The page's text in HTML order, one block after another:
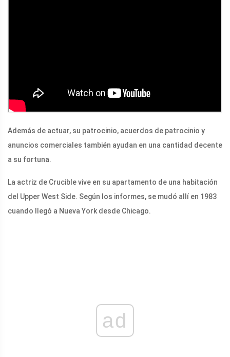
Además de actuar, su patrocinio, acuerdos de patrocinio y
anuncios comerciales también ayudan en una cantidad decente
a su fortuna.
La actriz de Crucible vive en su apartamento de una habitación
del Upper West Side. Según los informes, se mudó allí en 1983
cuando llegó a Nueva York desde Chicago.
ad